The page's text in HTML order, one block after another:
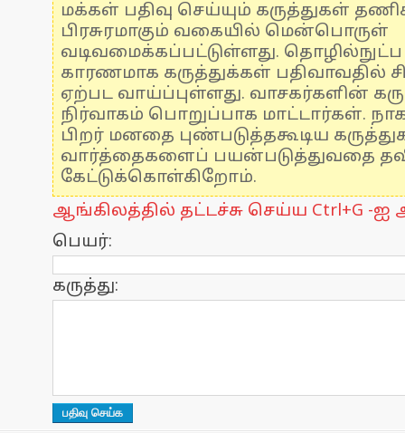
மக்கள் பதிவு செய்யும் கருத்துகள்
பிரசுரமாகும் வகையில் மென்பொருள்
வடிவமைக்கப்பட்டுள்ளது.
காரணமாக கருத்துக்கள் பதிவாவதில்
ஏற்பட வாய்ப்புள்ளது. வாசகர்களின்
நிர்வாகம் பொறுப்பாக மாட்டார்கள்.
பிறர் மனதை புண்படுத்தகூடிய
வார்த்தைகளைப் பயன்படுத்துவதை
கேட்டுக்கொள்கிறோம்.
ஆங்கிலத்தில் தட்டச்சு செய்ய Ctrl+G -ஐ
பெயர்:
கருத்து: